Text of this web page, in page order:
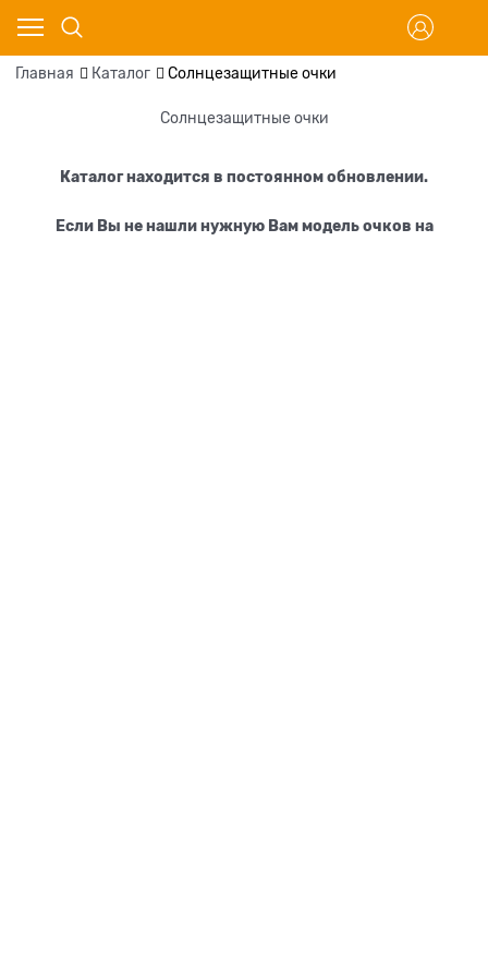
Главная Каталог Солнцезащитные очки
Солнцезащитные очки
Каталог находится в постоянном обновлении.
Если Вы не нашли нужную Вам модель очков на